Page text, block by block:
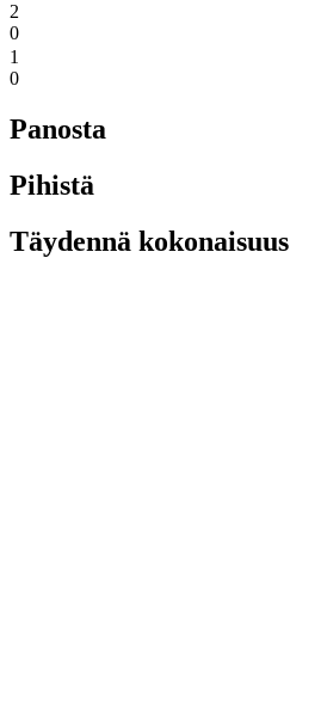
2
0
1
0
Panosta
Pihistä
Täydennä kokonaisuus